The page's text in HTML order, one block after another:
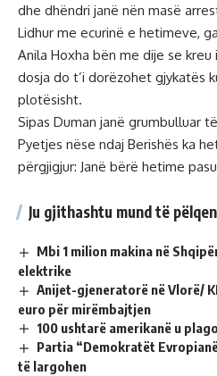
dhe dhëndri janë nën masë
Lidhur me ecurinë e hetimeve,
Anila Hoxha bën me dije se kreu
dosja do t’i dorëzohet gjykatës
plotësisht.
Sipas Duman janë grumbulluar
Pyetjes nëse ndaj Berishës ka
përgjigjur: Janë bërë hetime
Ju gjithashtu mund të
Mbi 1 milion makina në
elektrike
Anijet-gjeneratorë në Vlorë/
euro për mirëmbajtjen
100 ushtarë amerikanë u
Partia “Demokratët
të largohen